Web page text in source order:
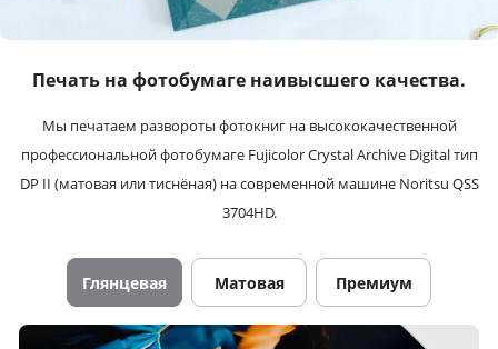
Печать на фотобумаге наивысшего качества.
Мы печатаем развороты фотокниг на высококачественной
профессиональной фотобумаге Fujicolor Crystal Archive Digital тип
DP II (матовая или тиснёная) на современной машине Noritsu QSS
3704HD.
Глянцевая Матовая Премиум